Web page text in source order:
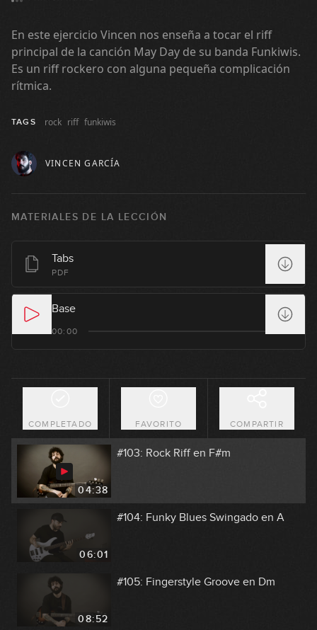
En este ejercicio Vincen nos enseña a tocar el riff
principal de la canción May Day de su banda Funkiwis.
Es un riff rockero con alguna pequeña complicación
rítmica.
TAGS rock riff funkiwis
VINCEN GARCÍA
MATERIALES DE LA LECCIÓN
Tabs
PDF
Base
00:00
COMPLETADO FAVORITO COMPARTIR
11:29
#97: Slides con Pentatónica
08:08
#99: Groove estilo Palladino en Am
10:23
11:14
#102: Chord Melody en D
04:38
#103: Rock Riff en F#m
06:01
#104: Funky Blues Swingado en A
08:52
#105: Fingerstyle Groove en Dm